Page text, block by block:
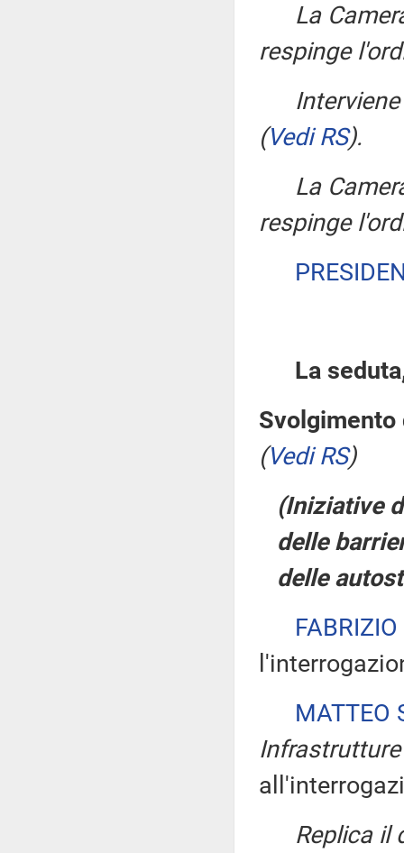
La
respinge
(Vedi RS).
La
respinge
La
(Vedi RS)
(Iniziative
delle
delle
MATTEO
Replica il